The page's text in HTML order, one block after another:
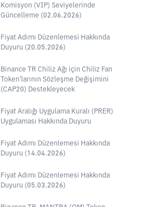
Komisyon (VIP) Seviyelerinde
Güncelleme (02.06.2026)
Fiyat Adımı Düzenlemesi Hakkında
Duyuru (20.05.2026)
Binance TR Chiliz Ağı için Chiliz Fan
Token'larının Sözleşme Değişimini
(CAP20) Destekleyecek
Fiyat Aralığı Uygulama Kuralı (PRER)
Uygulaması Hakkında Duyuru
Fiyat Adımı Düzenlemesi Hakkında
Duyuru (14.04.2026)
Fiyat Adımı Düzenlemesi Hakkında
Duyuru (05.03.2026)